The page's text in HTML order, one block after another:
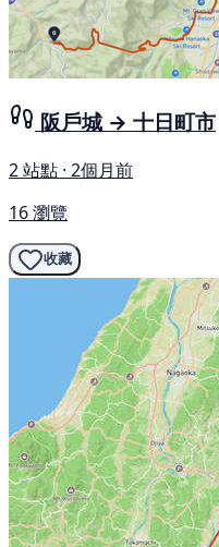
阪戶城 → 十日町市
2 站點 · 2個月前
16 瀏覽
收藏